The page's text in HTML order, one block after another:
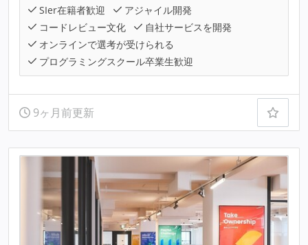
SIer在籍者歓迎
アジャイル開発
コードレビュー文化
自社サービスを開発
オンラインで選考が受けられる
プログラミングスクール卒業生歓迎
9ヶ月前更新